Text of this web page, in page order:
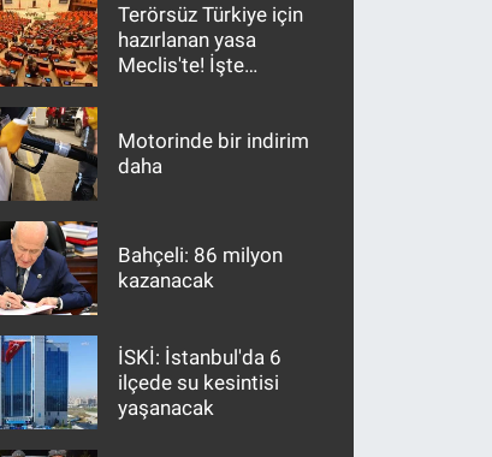
Terörsüz Türkiye için
hazırlanan yasa
Meclis'te! İşte
Motorinde bir indirim
daha
Bahçeli: 86 milyon
kazanacak
İSKİ: İstanbul'da 6
ilçede su kesintisi
yaşanacak